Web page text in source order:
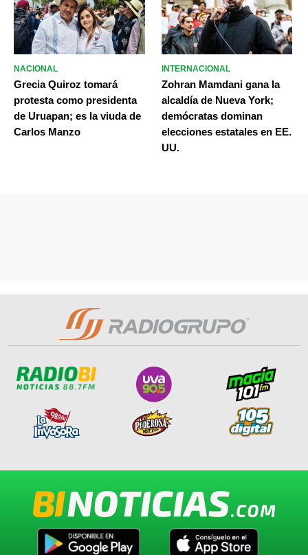
NACIONAL
Grecia Quiroz tomará
protesta como presidenta
de Uruapan; es la viuda de
Carlos Manzo
INTERNACIONAL
Zohran Mamdani gana la
alcaldía de Nueva York;
demócratas dominan
elecciones estatales en EE.
UU.